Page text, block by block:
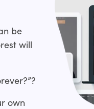
be
will
own